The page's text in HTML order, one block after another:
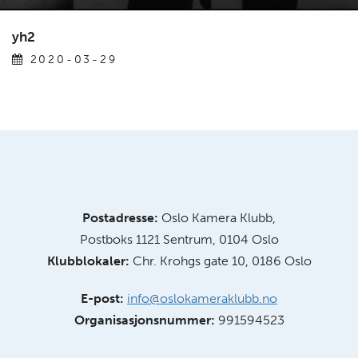
yh2
2020-03-29
Postadresse: Oslo Kamera Klubb,
Postboks 1121 Sentrum, 0104 Oslo
Klubblokaler: Chr. Krohgs gate 10, 0186 Oslo
E-post: info@oslokameraklubb.no
Organisasjonsnummer: 991594523